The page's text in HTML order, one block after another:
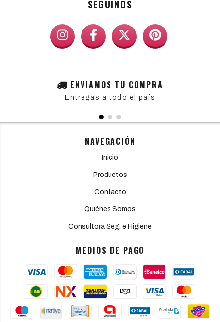
SEGUINOS
ENVIAMOS TU COMPRA
Entregas a todo el país
NAVEGACIÓN
Inicio
Productos
Contacto
Quiénes Somos
Consultora Seg. e Higiene
MEDIOS DE PAGO